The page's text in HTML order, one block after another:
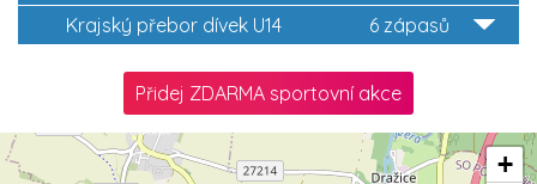
6 zápasů
Krajský přebor dívek U14
Přidej ZDARMA sportovní akce
+